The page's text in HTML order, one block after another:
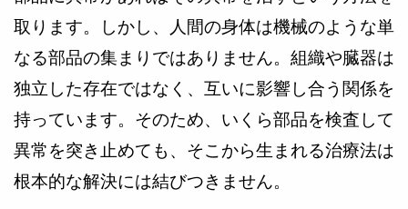
取ります。しかし、人間の身体は機械のような単
なる部品の集まりではありません。組織や臓器は
独立した存在ではなく、互いに影響し合う関係を
持っています。そのため、いくら部品を検査して
異常を突き止めても、そこから生まれる治療法は
根本的な解決には結びつきません。